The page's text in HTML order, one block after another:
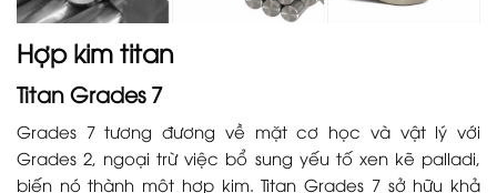
Hợp kim titan
Titan Grades 7
Grades 7 tương đương về mặt cơ học và vật lý với
Grades 2, ngoại trừ việc bổ sung yếu tố xen kẽ palladi,
biến nó thành một hợp kim. Titan Grades 7 sở hữu khả